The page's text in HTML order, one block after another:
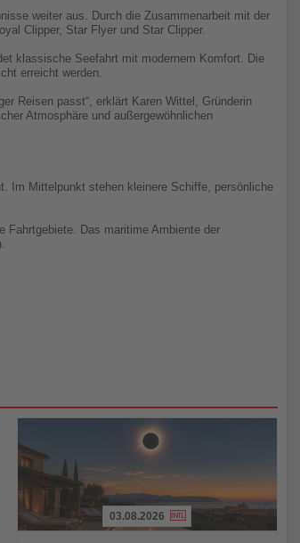
weiter aus. Durch die Zusammenarbeit mit der
Clipper, Star Flyer und Star Clipper.
klassische Seefahrt mit modernem Komfort. Die
erreicht werden.
Reisen passt“, erklärt Karen Wittel, Gründerin
Atmosphäre und außergewöhnlichen
Im Mittelpunkt stehen kleinere Schiffe, persönliche
Fahrtgebiete. Das maritime Ambiente der
03.08.2026